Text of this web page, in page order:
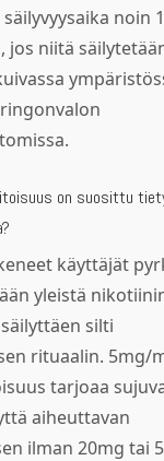
noin
jos niitä
on suosittu
käyttäjät
yleistä
silti
rituaalin. 5mg/
tarjoaa
aiheuttavan
ilman 20mg tai